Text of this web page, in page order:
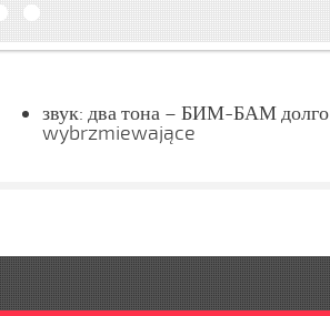
звук: два тона – БИМ-БАМ долго
wybrzmiewające